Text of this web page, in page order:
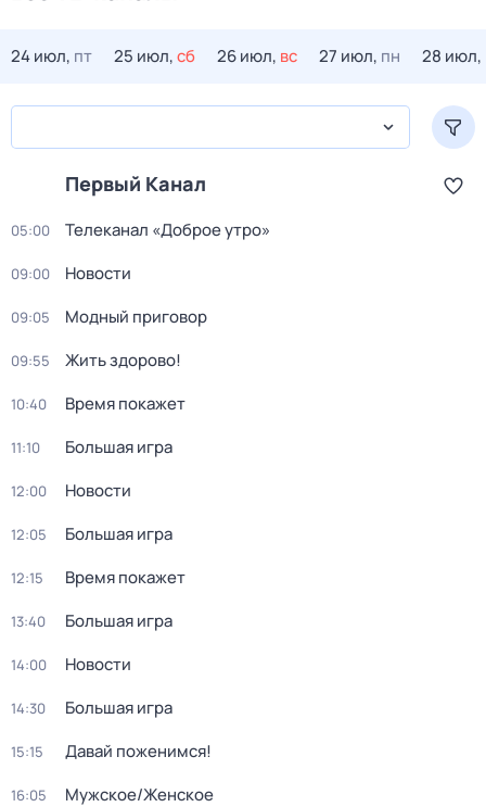
24 июл, пт 25 июл,сб 26 июл, вс 27 июл, пн 28 июл,
Первый Канал
05:00 Телеканал «Доброе утро»
09:00 Новости
09:05 Модный приговор
09:55 Жить здорово!
10:40 Время покажет
11:10 Большая игра
12:00 Новости
12:05 Большая игра
12:15 Время покажет
13:40 Большая игра
14:00 Новости
14:30 Большая игра
15:15 Давай поженимся!
16:05 Мужское/Женское